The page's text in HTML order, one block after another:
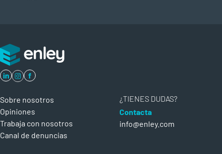
in f
Sobre nosotros
Opiniones
Trabaja con nosotros
Canal de denuncias
¿TIENES DUDAS?
Contacta
info@enley.com